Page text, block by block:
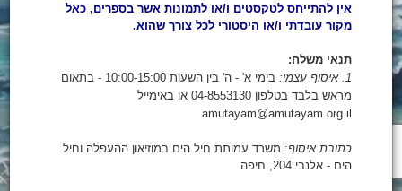
אין להתייחס לטקסטים ו/או לתמונות אשר בספרים, כאל
מקור עובדתי ו/או היסטורי לכל צורך שהוא.
תנאי משלח:
1.
איסוף עצמי:
בימי א' - ה' בין השעות 10:00-15:00 - בתאום
מראש בלבד בטלפון 04-8553130 או באימייל
amutayam@amutayam.org.il
כתובת איסוף: משרד עמותת חיל הים במוזיאון ההעפלה וחיל
הים - אלנבי 204, חיפה